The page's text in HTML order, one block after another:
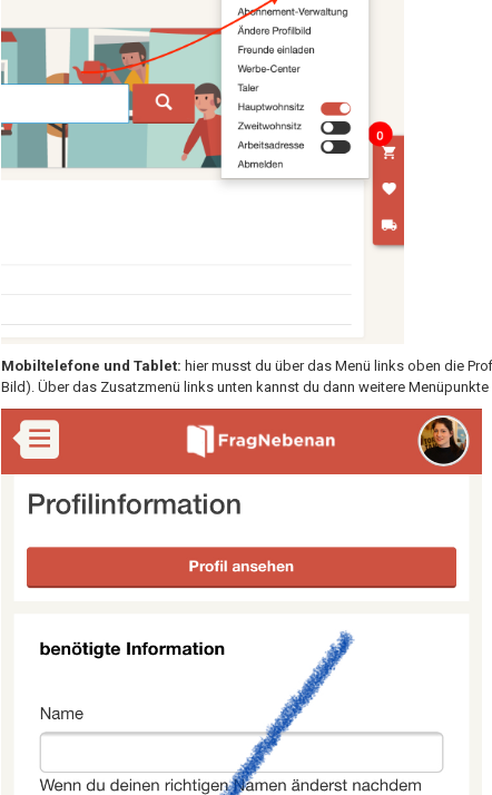
Mobiltelefone und Tablet: hier musst du über das Menü links oben die
Bild). Über das Zusatzmenü links unten kannst du dann weitere